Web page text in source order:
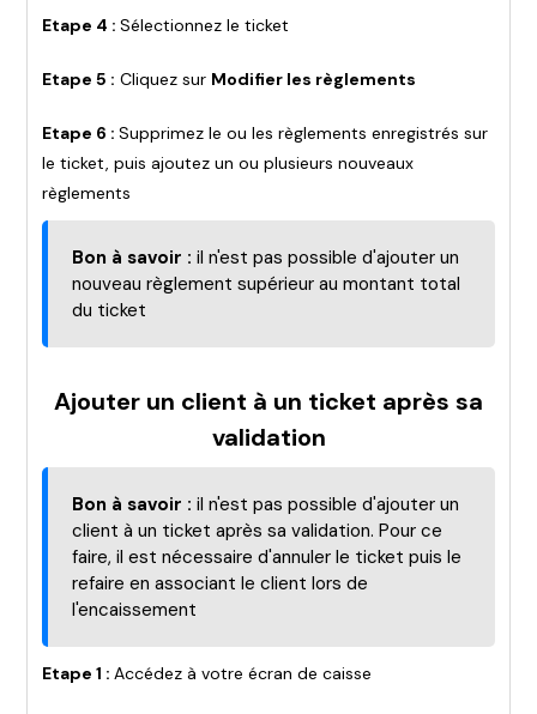
Etape 4 :Sélectionnez le ticket
Etape 5 : Cliquez sur Modifier les règlements
Etape 6 :Supprimez le ou les règlements enregistrés sur
le ticket, puis ajoutez un ou plusieurs nouveaux
règlements
Bon à savoir : il n'est pas possible d'ajouter un
nouveau règlement supérieur au montant total
du ticket
Ajouter un client à un ticket après sa
validation
Bon à savoir : il n'est pas possible d'ajouter un
client à un ticket après sa validation. Pour ce
faire, il est nécessaire d'annuler le ticket puis le
refaire en associant le client lors de
l'encaissement
Etape 1 :Accédez à votre écran de caisse